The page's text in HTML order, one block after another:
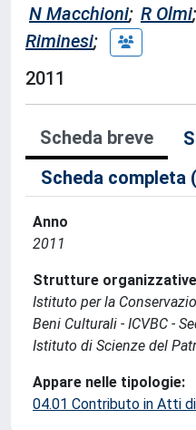
N Macchioni; R Olmi;
Riminesi;
2011
Scheda breve
Scheda completa
Anno
2011
Strutture organizzative
Istituto per la
Beni Culturali - ICVBC -
Istituto di Scienze del
Appare nelle tipologie:
04.01 Contributo in Atti